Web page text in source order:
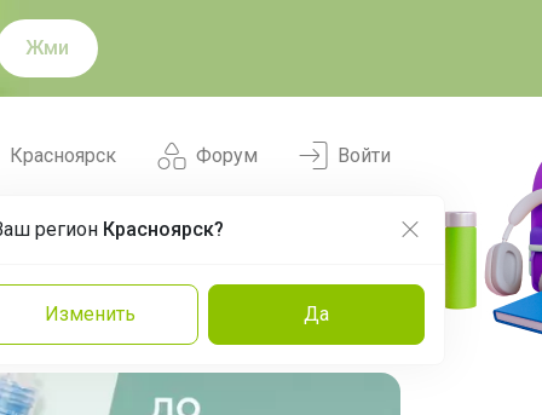
Жми
Форум
Красноярск
регион Красноярск?
Изменить Да
Войти
Команда Эксперты